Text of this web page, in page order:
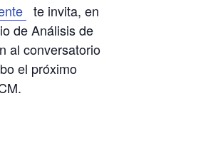
te invita, en
de Análisis de
al conversatorio
el próximo